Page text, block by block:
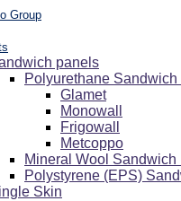
Group
panels
Polyurethane
Glamet
Monowall
Frigowall
Metcoppo
Mineral Wool Sandwich
Polystyrene (EPS)
Skin